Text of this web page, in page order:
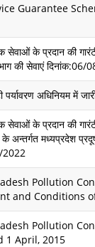
Guarantee
सेवाओं के प्रदान की
की सेवाएं
पर्यावरण अधिनियम में
सेवाओं के प्रदान की
के अन्तर्गत मध्यप्रदेश
2022
Pollution
and Conditions
Pollution
1 April, 2015